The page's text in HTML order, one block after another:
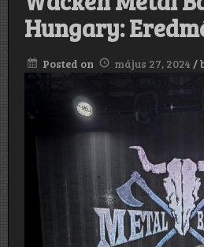
Hungary:
Posted on május 27, 2024 /